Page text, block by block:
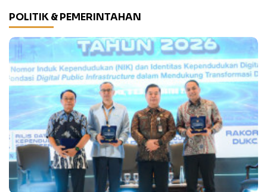
POLITIK & PEMERINTAHAN